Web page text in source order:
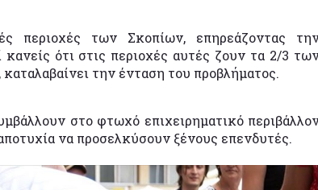
περιοχές των Σκοπίων, επηρεάζοντας
ότι στις περιοχές αυτές ζουν τα 2/3
την ένταση του προβλήματος.
στο φτωχό επιχειρηματικό
να προσελκύσουν ξένους επενδυτές.